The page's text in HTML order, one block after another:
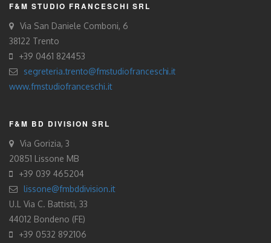
F&M STUDIO FRANCESCHI SRL
Via San Daniele Comboni, 6
38122 Trento
+39 0461 824453
segreteria.trento@fmstudiofranceschi.it
www.fmstudiofranceschi.it
F&M BD DIVISION SRL
Via Gorizia, 3
20851 Lissone MB
+39 039 465204
lissone@fmbddivision.it
U.L Via C. Battisti, 33
44012 Bondeno (FE)
+39 0532 892106